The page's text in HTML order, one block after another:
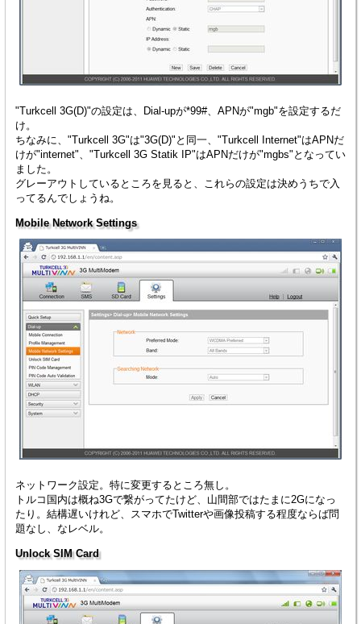
"Turkcell 3G(D)"の設定は、Dial-upが*99#、APNが"mgb"を設定するだ
け。
ちなみに、"Turkcell 3G"は"3G(D)"と同一、"Turkcell Internet"はAPNだ
けが"internet"、"Turkcell 3G Statik IP"はAPNだけが"mgbs"となってい
ました。
グレーアウトしているところを見ると、これらの設定は決めうちで入
ってるんでしょうね。
Mobile Network Settings
ネットワーク設定。特に変更するところ無し。
トルコ国内は概ね3Gで繋がってたけど、山間部ではたまに2Gになっ
たり。結構遅いけれど、スマホでTwitterや画像投稿する程度ならば問
題なし、なレベル。
Unlock SIM Card